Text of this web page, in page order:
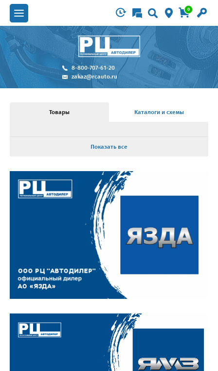
0
8-800-707-61-20
zakaz@rcauto.ru
Товары Каталоги и схемы
Показать все